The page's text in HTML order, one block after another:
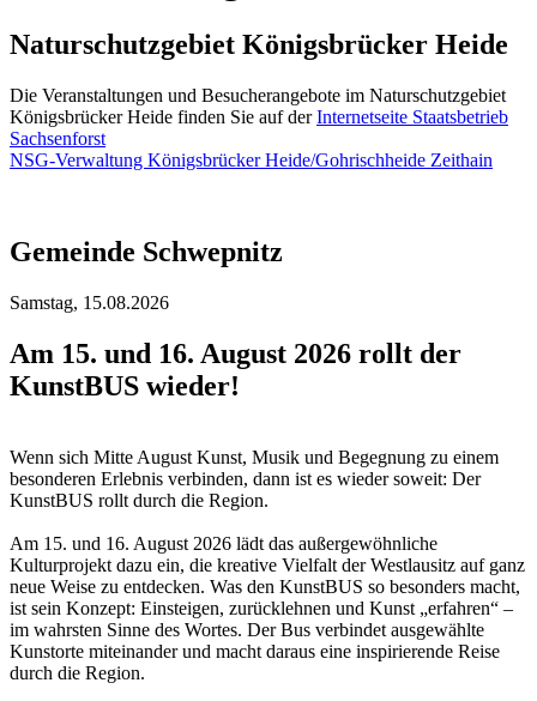
Naturschutzgebiet Königsbrücker Heide
Die Veranstaltungen und Besucherangebote im Naturschutzgebiet
Königsbrücker Heide finden Sie auf derInternetseite Staatsbetrieb
Sachsenforst
NSG-Verwaltung Königsbrücker Heide/Gohrischheide Zeithain
Gemeinde Schwepnitz
Samstag, 15.08.2026
Am 15. und 16. August 2026 rollt der
KunstBUS wieder!
Wenn sich Mitte August Kunst, Musik und Begegnung zu einem
besonderen Erlebnis verbinden, dann ist es wieder soweit: Der
KunstBUS rollt durch die Region.
Am 15. und 16. August 2026 lädt das außergewöhnliche
Kulturprojekt dazu ein, die kreative Vielfalt der Westlausitz auf ganz
neue Weise zu entdecken. Was den KunstBUS so besonders macht,
ist sein Konzept: Einsteigen, zurücklehnen und Kunst „erfahren“ –
im wahrsten Sinne des Wortes. Der Bus verbindet ausgewählte
Kunstorte miteinander und macht daraus eine inspirierende Reise
durch die Region.